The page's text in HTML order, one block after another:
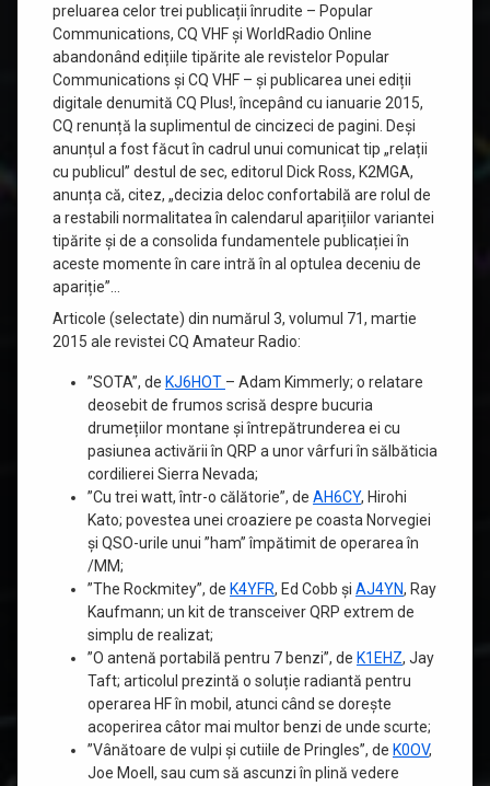
preluarea celor trei publicații înrudite – Popular
Communications, CQ VHF și WorldRadio Online
abandonând edițiile tipărite ale revistelor Popular
Communications și CQ VHF – și publicarea unei ediții
digitale denumită CQ Plus!, începând cu ianuarie 2015,
CQ renunță la suplimentul de cincizeci de pagini. Deși
anunțul a fost făcut în cadrul unui comunicat tip „relații
cu publicul” destul de sec, editorul Dick Ross, K2MGA,
anunța că, citez, „decizia deloc confortabilă are rolul de
a restabili normalitatea în calendarul aparițiilor variantei
tipărite și de a consolida fundamentele publicației în
aceste momente în care intră în al optulea deceniu de
apariție”…
Articole (selectate) din numărul 3, volumul 71, martie
2015 ale revistei CQ Amateur Radio:
”SOTA”, de KJ6HOT – Adam Kimmerly; o relatare
deosebit de frumos scrisă despre bucuria
drumețiilor montane și întrepătrunderea ei cu
pasiunea activării în QRP a unor vârfuri în sălbăticia
cordilierei Sierra Nevada;
”Cu trei watt, într-o călătorie”, de AH6CY, Hirohi
Kato; povestea unei croaziere pe coasta Norvegiei
și QSO-urile unui ”ham” împătimit de operarea în
/MM;
”The Rockmitey”, de K4YFR, Ed Cobb și AJ4YN, Ray
Kaufmann; un kit de transceiver QRP extrem de
simplu de realizat;
”O antenă portabilă pentru 7 benzi”, de K1EHZ, Jay
Taft; articolul prezintă o soluție radiantă pentru
operarea HF în mobil, atunci când se dorește
acoperirea câtor mai multor benzi de unde scurte;
”Vânătoare de vulpi și cutiile de Pringles”, de K0OV,
Joe Moell, sau cum să ascunzi în plină vedere